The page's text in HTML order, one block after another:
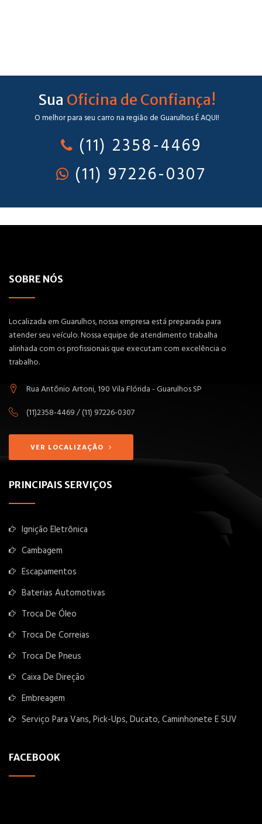
Sua Oficina de Confiança!
O melhor para seu carro na região de Guarulhos É AQUI!
(11) 2358-4469
(11) 97226-0307
SOBRE NÓS
Localizada em Guarulhos, nossa empresa está preparada para
atender seu veículo. Nossa equipe de atendimento trabalha
alinhada com os profissionais que executam com excelência o
trabalho.
Rua Antônio Artoni, 190 Vila Flórida - Guarulhos SP
(11)2358-4469 / (11) 97226-0307
VER LOCALIZAÇÃO
PRINCIPAIS SERVIÇOS
Ignição Eletrônica
Cambagem
Escapamentos
Baterias Automotivas
Troca De Óleo
Troca De Correias
Troca De Pneus
Caixa De Direção
Embreagem
Serviço Para Vans, Pick-Ups, Ducato, Caminhonete E SUV
FACEBOOK